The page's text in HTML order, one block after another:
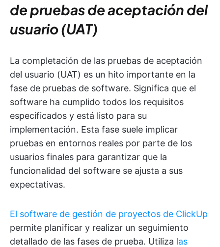
de pruebas de aceptación del
usuario (UAT)
La completación de las pruebas de aceptación
del usuario (UAT) es un hito importante en la
fase de pruebas de software. Significa que el
software ha cumplido todos los requisitos
especificados y está listo para su
implementación. Esta fase suele implicar
pruebas en entornos reales por parte de los
usuarios finales para garantizar que la
funcionalidad del software se ajusta a sus
expectativas.
El software de gestión de proyectos de ClickUp
permite planificar y realizar un seguimiento
detallado de las fases de prueba. Utiliza las